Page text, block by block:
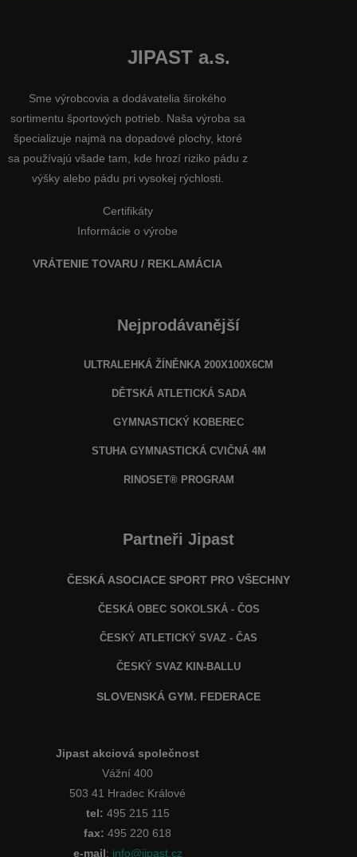
JIPAST a.s.
Sme výrobcovia a dodávatelia širokého
sortimentu športových potrieb. Naša výroba sa
špecializuje najmä na dopadové plochy, ktoré
sa používajú všade tam, kde hrozí riziko pádu z
výšky alebo pádu pri vysokej rýchlosti.
Certifikáty
Informácie o výrobe
VRÁTENIE TOVARU / REKLAMÁCIA
Nejprodávanější
ULTRALEHKÁ ŽÍNĚNKA 200X100X6CM
DĚTSKÁ ATLETICKÁ SADA
GYMNASTICKÝ KOBEREC
STUHA GYMNASTICKÁ CVIČNÁ 4M
RINOSET® PROGRAM
Partneři Jipast
ČESKÁ ASOCIACE SPORT PRO VŠECHNY
ČESKÁ OBEC SOKOLSKÁ - ČOS
ČESKÝ ATLETICKÝ SVAZ - ČAS
ČESKÝ SVAZ KIN-BALLU
SLOVENSKÁ GYM. FEDERACE
Jipast akciová společnost
Vážní 400
503 41 Hradec Králové
tel: 495 215 115
fax: 495 220 618
e-mail: info@jipast.cz